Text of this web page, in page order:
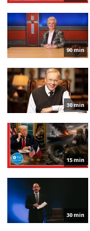
90 min
30 min
15 min
30 min